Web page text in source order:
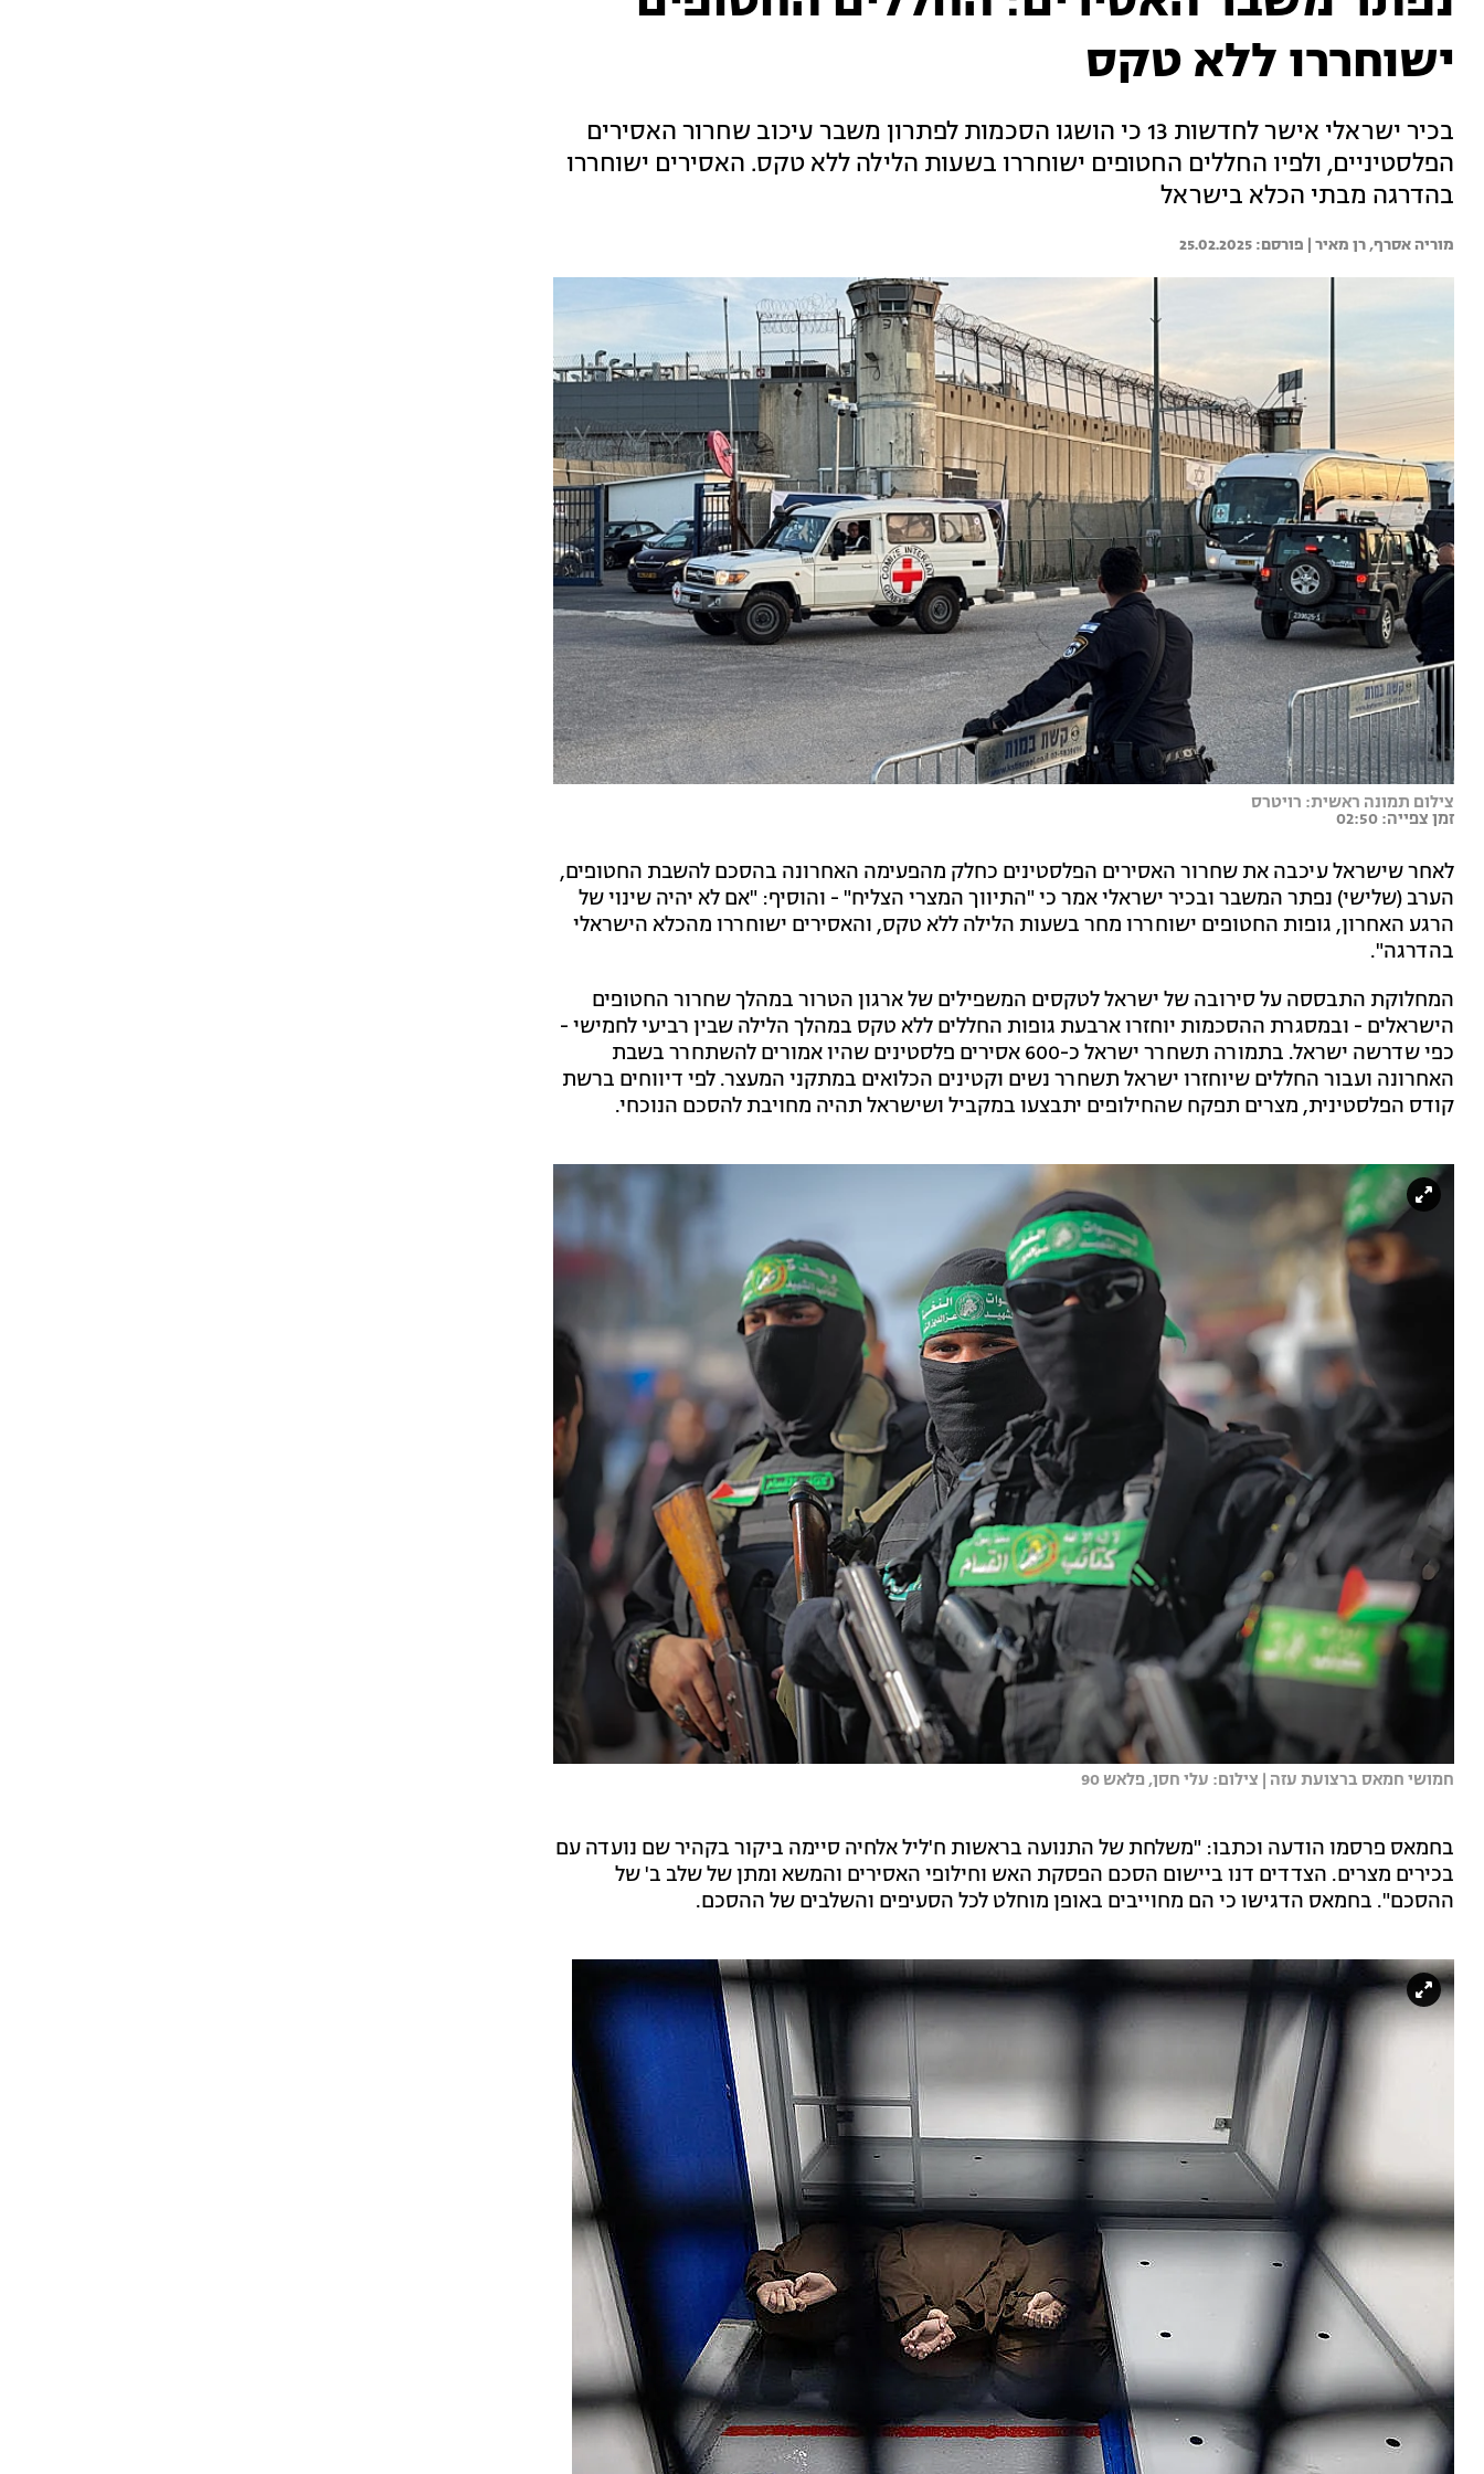
ישוחררו ללא טקס
בכיר ישראלי אישר לחדשות 13 כי הושגו הסכמות לפתרון משבר עיכוב שחרור האסירים
הפלסטיניים, ולפיו החללים החטופים ישוחררו בשעות הלילה ללא טקס. האסירים ישוחררו
בהדרגה מבתי הכלא בישראל
מוריה אסרף, רן מאיר | 25.02.2025
צילום תמונה ראשית: רויטרס
זמן צפייה: 02:50
לאחר שישראל עיכבה את שחרור האסירים הפלסטינים כחלק מהפעימה האחרונה בהסכם להשבת החטופים,
הערב (שלישי) נפתר המשבר ובכיר ישראלי אמר כי "התיווך המצרי הצליח" - והוסיף: "אם לא יהיה שינוי של
הרגע האחרון, גופות החטופים ישוחררו מחר בשעות הלילה ללא טקס, והאסירים ישוחררו מהכלא הישראלי
בהדרגה".
המחלוקת התבססה על סירובה של ישראל לטקסים המשפילים של ארגון הטרור במהלך שחרור החטופים
הישראלים - ובמסגרת ההסכמות יוחזרו ארבעת גופות החללים ללא טקס במהלך הלילה שבין רביעי לחמישי -
כפי שדרשה ישראל. בתמורה תשחרר ישראל כ-600 אסירים פלסטינים שהיו אמורים להשתחרר בשבת
האחרונה ועבור החללים שיוחזרו ישראל תשחרר נשים וקטינים הכלואים במתקני המעצר. לפי דיווחים ברשת
קודס הפלסטינית, מצרים תפקח שהחילופים יתבצעו במקביל ושישראל תהיה מחויבת להסכם הנוכחי.
חמושי חמאס ברצועת עזה | צילום: עלי חסן, פלאש 90
בחמאס פרסמו הודעה וכתבו: "משלחת של התנועה בראשות ח'ליל אלחיה סיימה ביקור בקהיר שם נועדה עם
בכירים מצרים. הצדדים דנו ביישום הסכם הפסקת האש וחילופי האסירים והמשא ומתן של שלב ב' של
ההסכם". בחמאס הדגישו כי הם מחוייבים באופן מוחלט לכל הסעיפים והשלבים של ההסכם.